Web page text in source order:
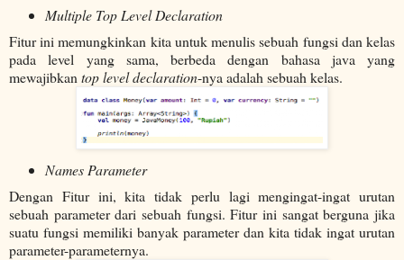
Multiple Top Level Declaration
Fitur ini memungkinkan kita untuk menulis sebuah fungsi dan kelas
pada level yang sama, berbeda dengan bahasa java yang
mewajibkan top level declaration-nya adalah sebuah kelas.
Names Parameter
Dengan Fitur ini, kita tidak perlu lagi mengingat-ingat urutan
sebuah parameter dari sebuah fungsi. Fitur ini sangat berguna jika
suatu fungsi memiliki banyak parameter dan kita tidak ingat urutan
parameter-parameternya.